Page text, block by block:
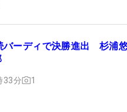
バーディで決勝進出 杉浦
33分 1